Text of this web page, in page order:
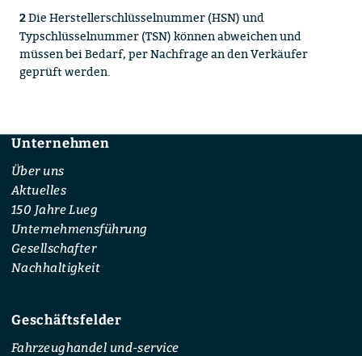
2Die Herstellerschlüsselnummer (HSN) und
Typschlüsselnummer (TSN) können abweichen und
müssen bei Bedarf, per Nachfrage an den Verkäufer
geprüft werden.
Footer
Unternehmen
Über uns
Aktuelles
150 Jahre Lueg
Unternehmensführung
Gesellschafter
Nachhaltigkeit
Geschäftsfelder
Fahrzeughandel und-service